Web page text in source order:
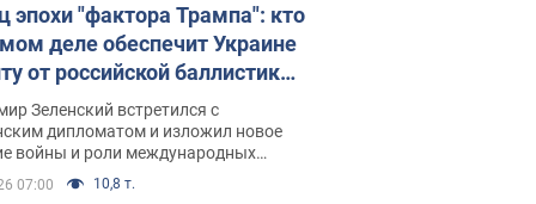
эпохи "фактора Трампа": кто
деле обеспечит Украине
от российской баллистики.
с Безсмертным
Зеленский встретился с
дипломатом и изложил новое
войны и роли международных
в борьбе с Россией
07:00 10,8 т.